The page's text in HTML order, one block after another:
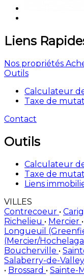
Liens
Nos propriétés
Outils
Calculateur
Taxe de
Contact
Outils
Calculateur
Taxe de
Liens
VILLES
Contrecoeur •
Richelieu • Mercier •
Longueuil
(Mercier/
Boucherville •
Salaberry-de-
• Brossard • Sainte-